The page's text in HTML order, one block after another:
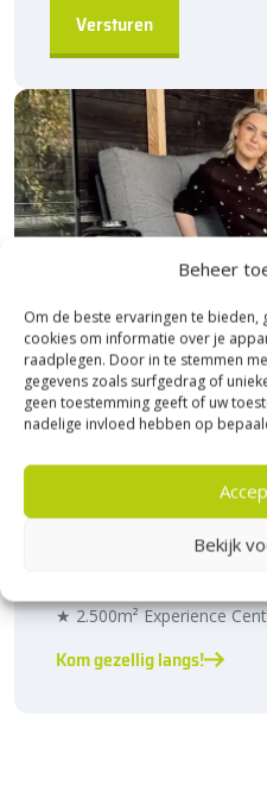
Beheer
Om de beste ervaringen te
cookies om informatie over je
raadplegen. Door in te stemmen
gegevens zoals surfgedrag of
geen toestemming geeft of uw
nadelige invloed hebben op
Bekijk
Bezoek
Heerde!
Bijna het gehele Kijlstra
★ 2.500m² Experience
Kom gezellig langs!